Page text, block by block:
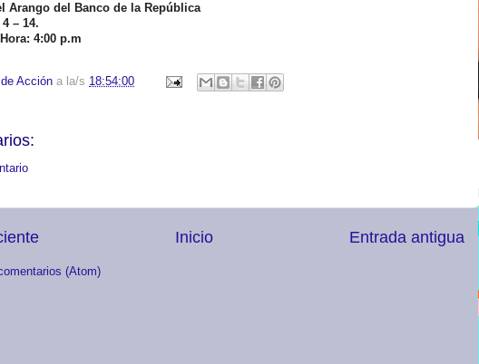
Arango del Banco de la República
– 14.
4:00 p.m
Acción a la/s 18:54:00
Entrada antigua
Inicio
(Atom)